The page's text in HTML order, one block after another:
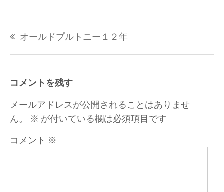
稿
ー
シ
ョ
オールドプルトニー１２年
コメントを残す
メールアドレスが公開されることはありませ
ん。
※ が付いている欄は必須項目です
コメント ※